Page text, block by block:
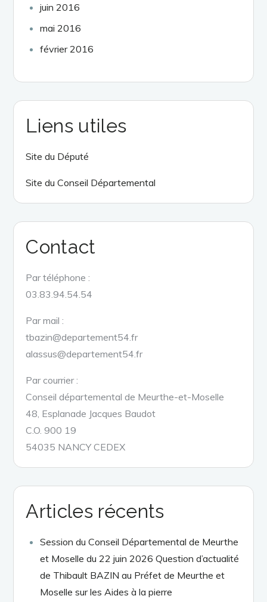
juin 2016
mai 2016
février 2016
Liens utiles
Site du Député
Site du Conseil Départemental
Contact
Par téléphone :
03.83.94.54.54
Par mail :
tbazin@departement54.fr
alassus@departement54.fr
Par courrier :
Conseil départemental de Meurthe-et-Moselle
48, Esplanade Jacques Baudot
C.O. 900 19
54035 NANCY CEDEX
Articles récents
Session du Conseil Départemental de Meurthe
et Moselle du 22 juin 2026 Question d’actualité
de Thibault BAZIN au Préfet de Meurthe et
Moselle sur les Aides à la pierre